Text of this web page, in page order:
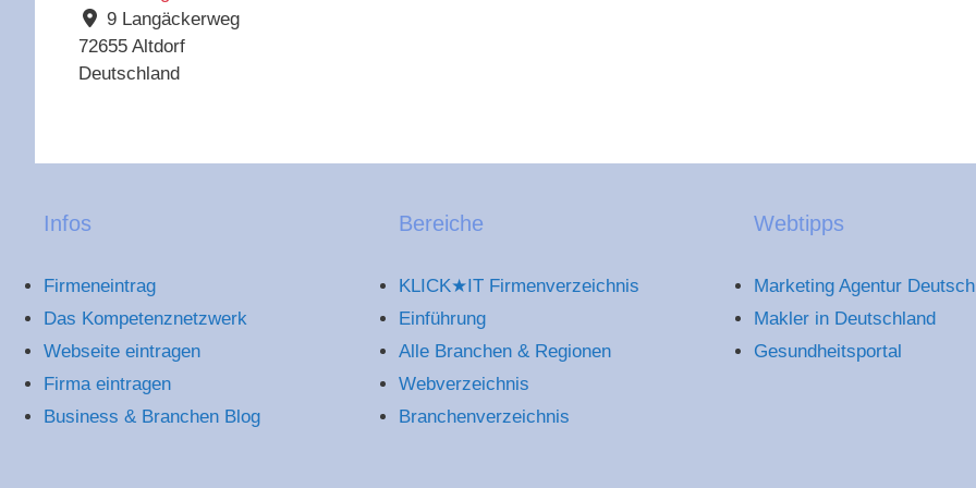
9 Langäckerweg
72655 Altdorf
Deutschland
Infos
Firmeneintrag
Das Kompetenznetzwerk
Webseite eintragen
Firma eintragen
Business & Branchen Blog
Bereiche
KLICK★IT Firmenverzeichnis
Einführung
Alle Branchen & Regionen
Webverzeichnis
Branchenverzeichnis
Webtipps
Marketing Agentur
Makler in Deutschland
Gesundheitsportal